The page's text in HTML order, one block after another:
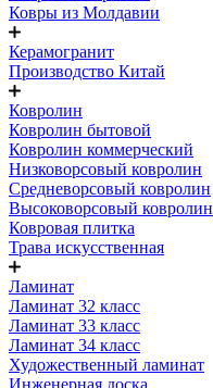
Ковры из Молдавии
Керамогранит
Производство Китай
Ковролин
Ковролин бытовой
Ковролин коммерческий
Низковорсовый ковролин
Средневорсовый ковролин
Высоковорсовый ковролин
Ковровая плитка
Трава искусственная
Ламинат
Ламинат 32 класс
Ламинат 33 класс
Ламинат 34 класс
Художественный ламинат
Инженерная доска